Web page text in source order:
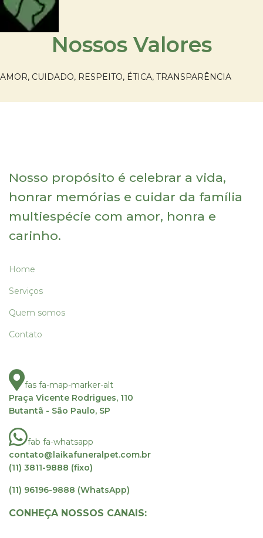
Nossos Valores
AMOR, CUIDADO, RESPEITO, ÉTICA, TRANSPARÊNCIA
Nosso propósito é celebrar a vida,
honrar memórias e cuidar da família
multiespécie com amor, honra e
carinho.
Home
Serviços
Quem somos
Contato
fas fa-map-marker-alt
Praça Vicente Rodrigues, 110
Butantã - São Paulo, SP
fab fa-whatsapp
contato@laikafuneralpet.com.br
(11) 3811-9888 (fixo)
(11) 96196-9888 (WhatsApp)
CONHEÇA NOSSOS CANAIS: